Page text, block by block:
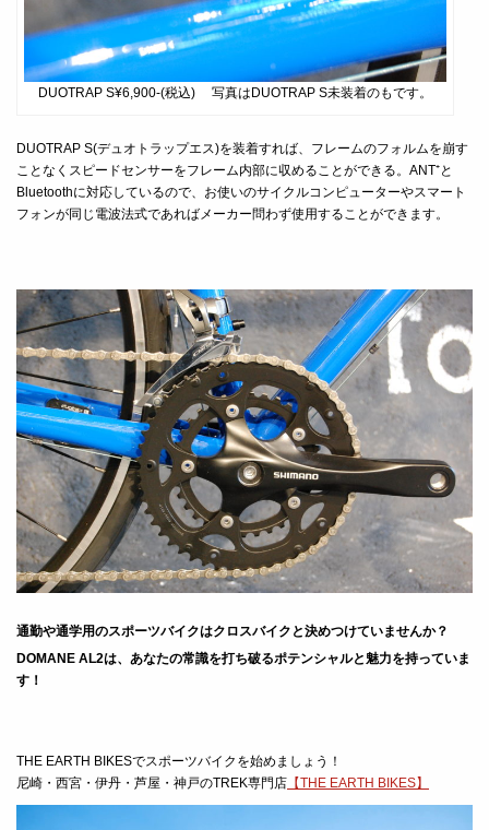
DUOTRAP S¥6,900-(税込) 写真はDUOTRAP S未装着のもです。
DUOTRAP S(デュオトラップエス)を装着すれば、フレームのフォルムを崩す
ことなくスピードセンサーをフレーム内部に収めることができる。ANT⁺と
Bluetoothに対応しているので、お使いのサイクルコンピューターやスマート
フォンが同じ電波法式であればメーカー問わず使用することができます。
通勤や通学用のスポーツバイクはクロスバイクと決めつけていませんか？
DOMANE AL2は、あなたの常識を打ち破るポテンシャルと魅力を持っていま
す！
THE EARTH BIKESでスポーツバイクを始めましょう！
尼崎・西宮・伊丹・芦屋・神戸のTREK専門店 【THE EARTH BIKES】